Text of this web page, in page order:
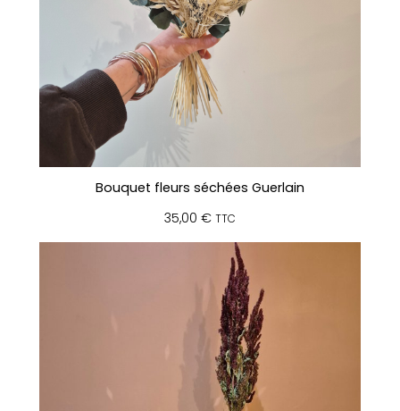
Bouquet fleurs séchées Guerlain
35,00 € TTC